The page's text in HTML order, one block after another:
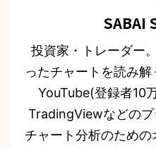
SABAI
投資家・トレーダー
ったチャートを読み
YouTube(登録者10
TradingViewなどのプ
チャート分析のため